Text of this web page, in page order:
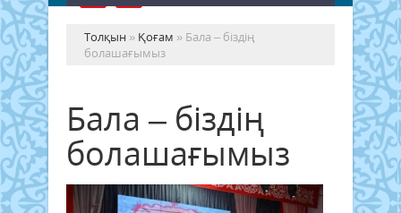
Толқын » Қоғам » Бала – біздің
болашағымыз
Бала – біздің
болашағымыз